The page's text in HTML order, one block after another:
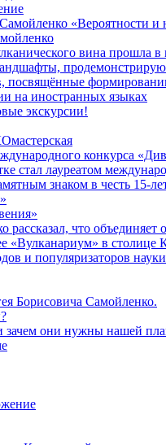
«Вероятности и
вина прошла в
посвящённые
на иностранных языках
экскурсии!
конкурса
стал лауреатом
знаком в честь 15-
что объединяет
«Вулканариум» в столице
и популяризаторов науки
Борисовича Самойленко.
зачем они нужны нашей